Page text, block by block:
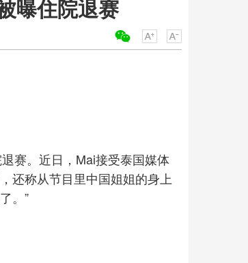
曝住院退赛
赛。近日，Mai接受泰国媒体
还称从节目里中国姐姐的身上
。”